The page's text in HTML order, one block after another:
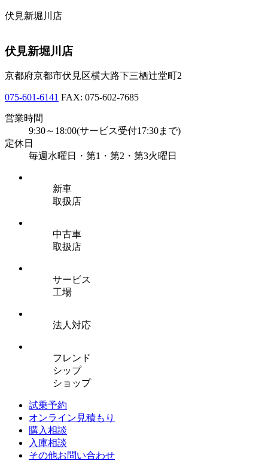
伏見新堀川店
伏見新堀川店
京都府京都市伏見区横大路下三栖辻堂町2
075-601-6141 FAX: 075-602-7685
営業時間
9:30～18:00(サービス受付17:30まで)
定休日
毎週水曜日・第1・第2・第3火曜日
新車
取扱店
中古車
取扱店
サービス
工場
法人対応
フレンド
シップ
ショップ
試乗予約
オンライン見積もり
購入相談
入庫相談
その他お問い合わせ